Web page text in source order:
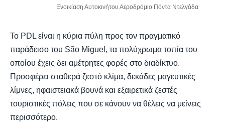
Ενοικίαση Αυτοκινήτου Αεροδρόμιο Πόντα Ντελγάδα
Το PDL είναι η κύρια πύλη προς τον πραγματικό
παράδεισο του São Miguel, τα πολύχρωμα τοπία του
οποίου έχεις δει αμέτρητες φορές στο διαδίκτυο.
Προσφέρει σταθερά ζεστό κλίμα, δεκάδες μαγευτικές
λίμνες, ηφαιστειακά βουνά και εξαιρετικά ζεστές
τουριστικές πόλεις που σε κάνουν να θέλεις να μείνεις
περισσότερο.